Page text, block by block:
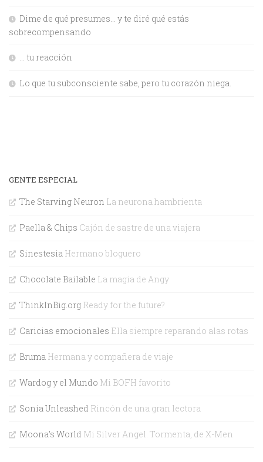
Dime de qué presumes… y te diré qué estás
sobrecompensando
… tu reacción
Lo que tu subconsciente sabe, pero tu corazón niega.
GENTE ESPECIAL
The Starving Neuron La neurona hambrienta
Paella & Chips Cajón de sastre de una viajera
Sinestesia Hermano bloguero
Chocolate Bailable La magia de Angy
ThinkInBig.org Ready for the future?
Caricias emocionales Ella siempre reparando alas rotas
Bruma Hermana y compañera de viaje
Wardog y el Mundo Mi BOFH favorito
Sonia Unleashed Rincón de una gran lectora
Moona's World Mi Silver Angel. Tormenta, de X-Men